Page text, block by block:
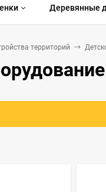
Деревянные
территорий